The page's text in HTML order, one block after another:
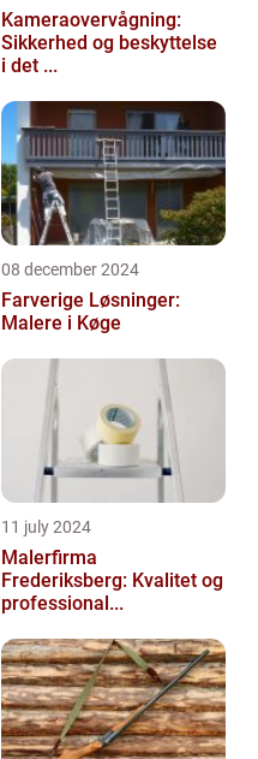
Kameraovervågning:
Sikkerhed og beskyttelse
i det ...
08 december 2024
Farverige Løsninger:
Malere i Køge
11 july 2024
Malerfirma
Frederiksberg: Kvalitet og
professional...